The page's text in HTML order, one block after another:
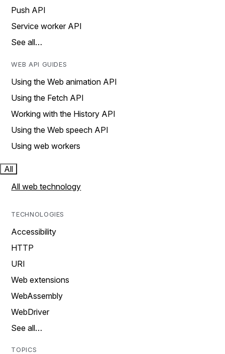
Push API
Service worker API
See all…
WEB API GUIDES
Using the Web animation API
Using the Fetch API
Working with the History API
Using the Web speech API
Using web workers
All
All web technology
TECHNOLOGIES
Accessibility
HTTP
URI
Web extensions
WebAssembly
WebDriver
See all…
TOPICS